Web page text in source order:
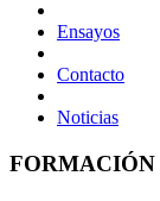
Ensayos
Contacto
Noticias